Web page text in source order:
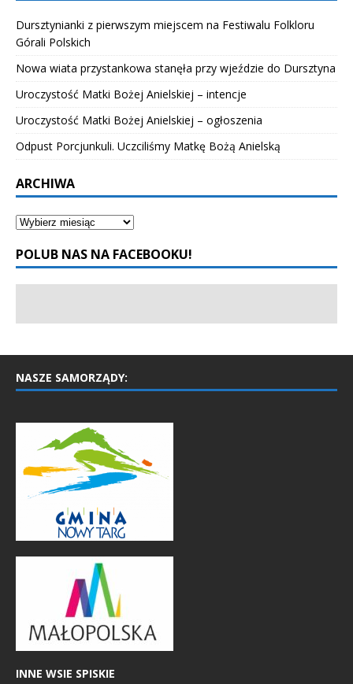
Dursztynianki z pierwszym miejscem na Festiwalu Folkloru
Górali Polskich
Nowa wiata przystankowa stanęła przy wjeździe do Dursztyna
Uroczystość Matki Bożej Anielskiej – intencje
Uroczystość Matki Bożej Anielskiej – ogłoszenia
Odpust Porcjunkuli. Uczciliśmy Matkę Bożą Anielską
ARCHIWA
POLUB NAS NA FACEBOOKU!
NASZE SAMORZĄDY:
INNE WSIE SPISKIE